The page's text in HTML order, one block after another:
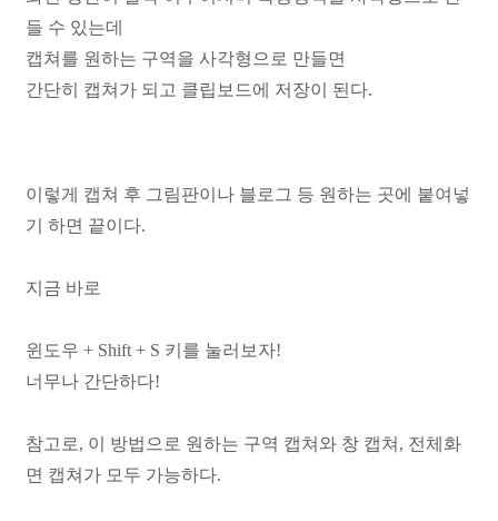
들 수 있는데
캡쳐를 원하는 구역을 사각형으로 만들면
간단히 캡쳐가 되고 클립보드에 저장이 된다.
이렇게 캡쳐 후 그림판이나 블로그 등 원하는 곳에 붙여넣
기 하면 끝이다.
지금 바로
윈도우 + Shift + S 키를 눌러보자!
너무나 간단하다!
참고로, 이 방법으로 원하는 구역 캡쳐와 창 캡쳐, 전체화
면 캡쳐가 모두 가능하다.